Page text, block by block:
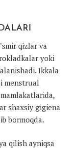
qizlar va
yoki
Ikkala
menstrual
shaxsiy gigiena
bormoqda.
qilish ayniqsa